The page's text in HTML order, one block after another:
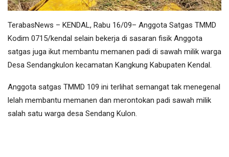
TerabasNews – KENDAL, Rabu 16/09– Anggota Satgas TMMD
Kodim 0715/kendal selain bekerja di sasaran fisik Anggota
satgas juga ikut membantu memanen padi di sawah milik warga
Desa Sendangkulon kecamatan Kangkung Kabupaten Kendal.
Anggota satgas TMMD 109 ini terlihat semangat tak menegenal
lelah membantu memanen dan merontokan padi sawah milik
salah satu warga desa Sendang Kulon.